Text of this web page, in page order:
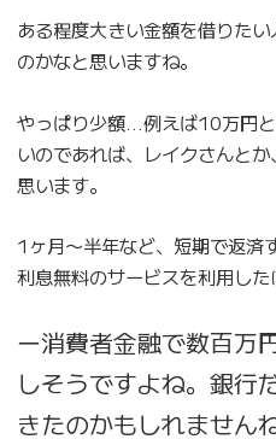
ある程度大きい金額を借りた
のかなと思いますね。
やっぱり少額…例えば10万円
いのであれば、レイクさんと
思います。
1ヶ月〜半年など、短期で返済
利息無料のサービスを利用した
ー消費者金融で数百万
しそうですよね。銀行
きたのかもしれません